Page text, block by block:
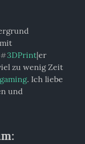
mit
#3DPrint|er
zu wenig Zeit